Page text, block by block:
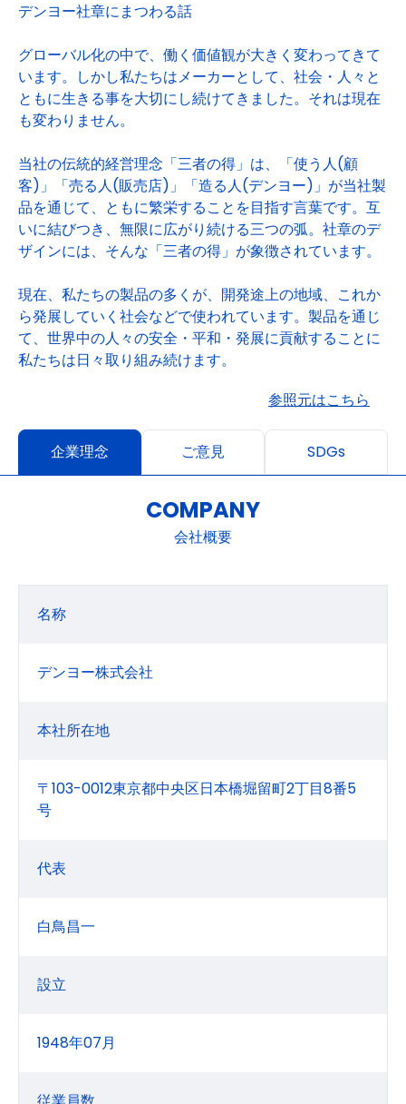
デンヨー社章にまつわる話
グローバル化の中で、働く価値観が大きく変わってきて
います。しかし私たちはメーカーとして、社会・人々と
ともに生きる事を大切にし続けてきました。それは現在
も変わりません。
当社の伝統的経営理念「三者の得」は、「使う人(顧
客)」「売る人(販売店)」「造る人(デンヨー)」が当社製
品を通じて、ともに繁栄することを目指す言葉です。互
いに結びつき、無限に広がり続ける三つの弧。社章のデ
ザインには、そんな「三者の得」が象徴されています。
現在、私たちの製品の多くが、開発途上の地域、これか
ら発展していく社会などで使われています。製品を通じ
て、世界中の人々の安全・平和・発展に貢献することに
私たちは日々取り組み続けます。
参照元はこちら
企業理念 ご意見 SDGs
COMPANY
会社概要
名称
デンヨー株式会社
本社所在地
〒103-0012東京都中央区日本橋堀留町2丁目8番5
号
代表
白鳥昌一
設立
1948年07月